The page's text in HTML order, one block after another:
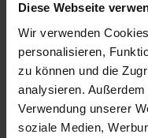
Diese Webseite
Wir verwenden
personalisieren,
zu können und die
analysieren.
Verwendung unserer
soziale Medien,
Eigenschappen